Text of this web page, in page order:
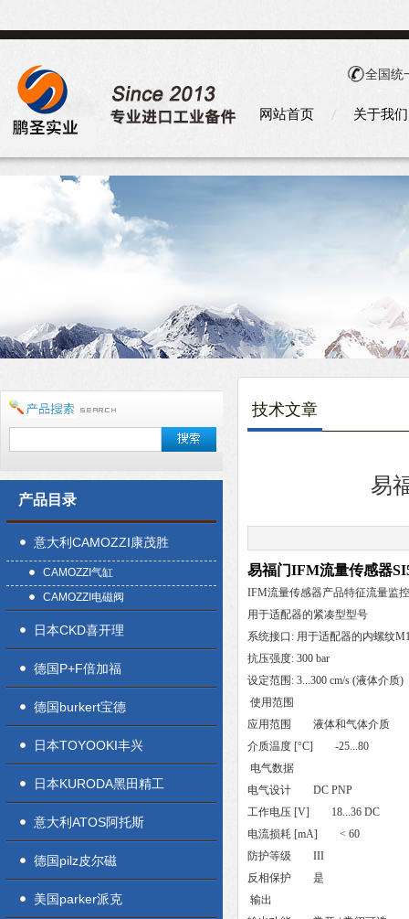
全国统
网站首页 关于我们
产品目录
意大利CAMOZZI康茂胜
CAMOZZI气缸
CAMOZZI电磁阀
日本CKD喜开理
德国P+F倍加福
德国burkert宝德
日本TOYOOKI丰兴
日本KURODA黑田精工
意大利ATOS阿托斯
德国pilz皮尔磁
美国parker派克
技术文章
易
易福门IFM流量传感器
IFM流量传感器产品特征流量监
用于适配器的紧凑型型号
系统接口: 用于适配器的内螺纹
抗压强度: 300 bar
设定范围: 3...300 cm/s (液体介质)
使用范围
应用范围 液体和气体介质
介质温度 [°C] -25...80
电气数据
电气设计 DC PNP
工作电压 [V] 18...36 DC
电流损耗 [mA] < 60
防护等级 III
反相保护 是
输出